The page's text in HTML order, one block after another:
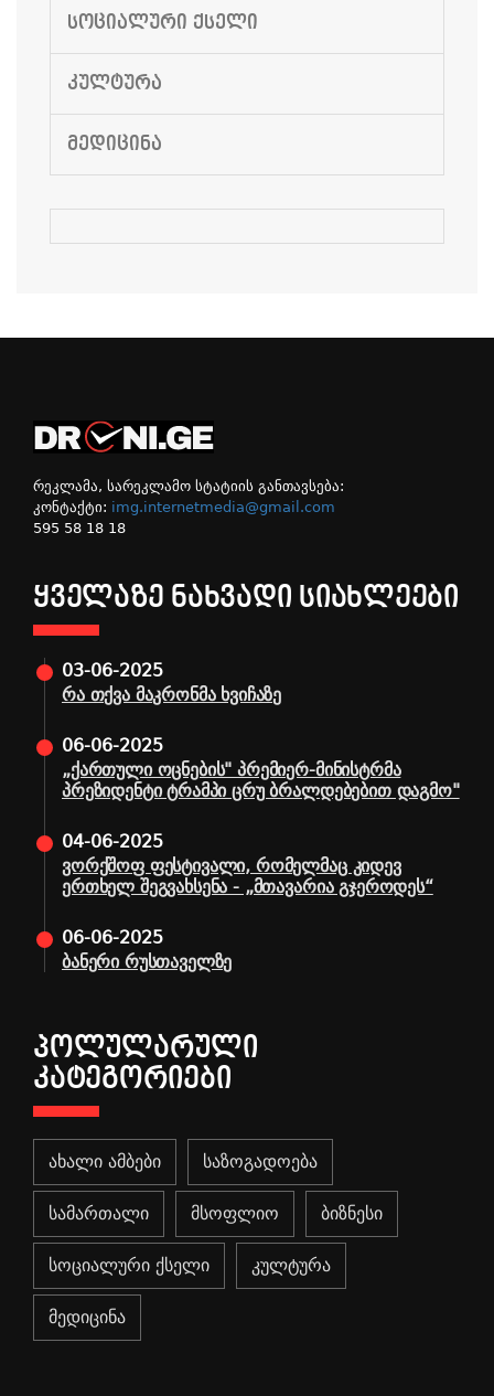
ᲡᲝᲪᲘᲐᲚᲣᲠᲘ ᲥᲡᲔᲚᲘ
ᲙᲣᲚᲢᲣᲠᲐ
ᲛᲔᲓᲘᲪᲘᲜᲐ
რეკლამა, სარეკლამო სტატიის განთავსება:
კონტაქტი: img.internetmedia@gmail.com
595 58 18 18
ᲧᲕᲔᲚᲐᲖᲔ ᲜᲐᲮᲕᲐᲓᲘ ᲡᲘᲐᲮᲚᲔᲔᲑᲘ
03-06-2025
რა თქვა მაკრონმა ხვიჩაზე
06-06-2025
„ქართული ოცნების" პრემიერ-მინისტრმა
პრეზიდენტი ტრამპი ცრუ ბრალდებებით დაგმო"
04-06-2025
ვორქშოფ ფესტივალი, რომელმაც კიდევ
ერთხელ შეგვახსენა - „მთავარია გჯეროდეს“
06-06-2025
ბანერი რუსთაველზე
ᲞᲝᲚᲣᲚᲐᲠᲣᲚᲘ
ᲙᲐᲢᲔᲒᲝᲠᲘᲔᲑᲘ
ახალი ამბები საზოგადოება
სამართალი მსოფლიო ბიზნესი
სოციალური ქსელი კულტურა
მედიცინა